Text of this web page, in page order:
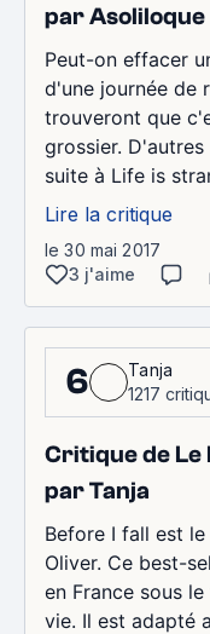
par Asoliloque
Peut-on effacer
d'une journée de
trouveront que
grossier.
suite à Life is
Lire la critique
le 30 mai 2017
3 j'aime
6
Tanja
1217
Critique de
par Tanja
Before I fall est
Oliver. Ce best-
en France sous
vie. Il est adapté